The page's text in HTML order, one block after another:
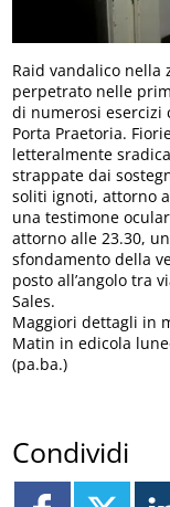
Raid vandalico nella
perpetrato nelle
di numerosi esercizi
Porta Praetoria.
letteralmente
strappate dai
soliti ignoti, attorno
una testimone
attorno alle 23.30,
sfondamento della
posto all’angolo tra
Sales.
Maggiori dettagli in
Matin in edicola
(pa.ba.)
Condividi